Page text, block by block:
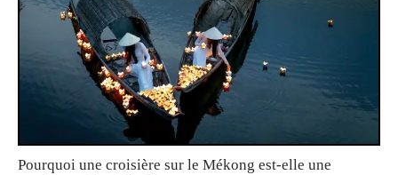
Pourquoi une croisière sur le Mékong est-elle une